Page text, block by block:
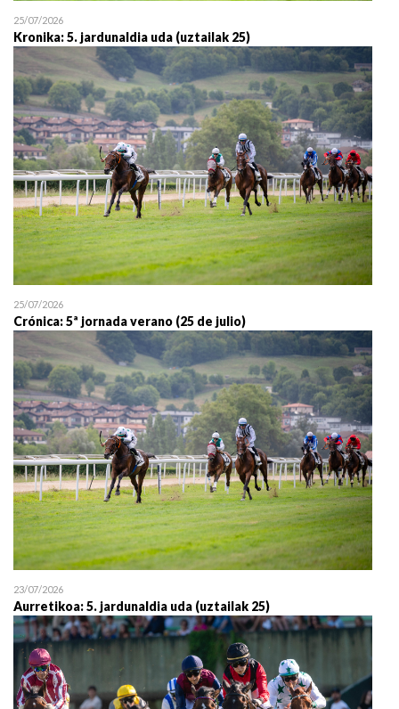
25/07/2026
Kronika: 5. jardunaldia uda (uztailak 25)
25/07/2026
Crónica: 5ª jornada verano (25 de julio)
23/07/2026
Aurretikoa: 5. jardunaldia uda (uztailak 25)